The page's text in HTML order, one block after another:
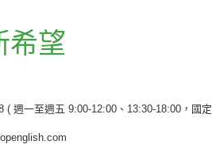
希望
( 週一至週五 9:00-12:00、13:30-18:00，國定